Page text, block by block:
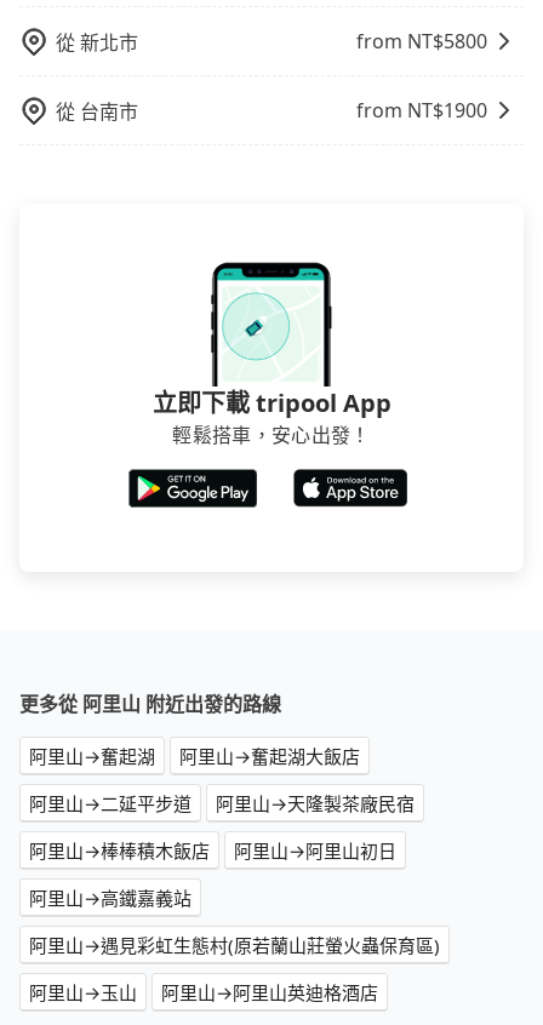
介意多花一點錢省下這些瑣碎的事，台灣本土的AsiaYo
從新北市 from NT$5800
從 台南市 from NT$1900
立即下載 tripool App
輕鬆搭車，安心出發！
更多從 阿里山 附近出發的路線
阿里山→奮起湖
阿里山→奮起湖大飯店
阿里山→二延平步道
阿里山→天隆製茶廠民宿
阿里山→棒棒積木飯店
阿里山→阿里山初日
阿里山→高鐵嘉義站
阿里山→遇見彩虹生態村(原若蘭山莊螢火蟲保育區)
阿里山→玉山
阿里山→阿里山英迪格酒店